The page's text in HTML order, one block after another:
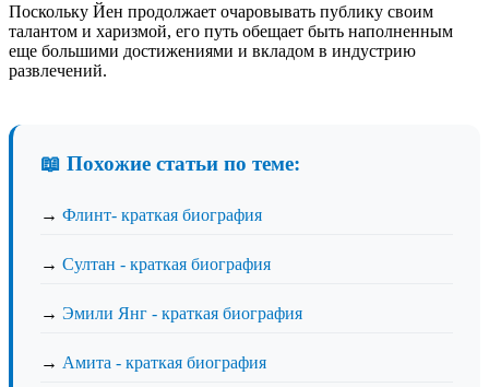
Поскольку Йен продолжает очаровывать публику своим
талантом и харизмой, его путь обещает быть наполненным
еще большими достижениями и вкладом в индустрию
развлечений.
📖 Похожие статьи по теме:
→ Флинт- краткая биография
→ Султан - краткая биография
→ Эмили Янг - краткая биография
→ Амита - краткая биография